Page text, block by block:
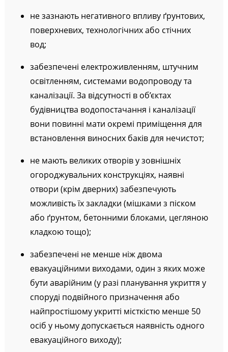
не зазнають негативного впливу ґрунтових,
поверхневих, технологічних або стічних
вод;
забезпечені електроживленням, штучним
освітленням, системами водопроводу та
каналізації. За відсутності в об’єктах
будівництва водопостачання і каналізації
вони повинні мати окремі приміщення для
встановлення виносних баків для нечистот;
не мають великих отворів у зовнішніх
огороджувальних конструкціях, наявні
отвори (крім дверних) забезпечують
можливість їх закладки (мішками з піском
або ґрунтом, бетонними блоками, цегляною
кладкою тощо);
забезпечені не менше ніж двома
евакуаційними виходами, один з яких може
бути аварійним (у разі планування укриття у
споруді подвійного призначення або
найпростішому укритті місткістю менше 50
осіб у ньому допускається наявність одного
евакуаційного виходу);